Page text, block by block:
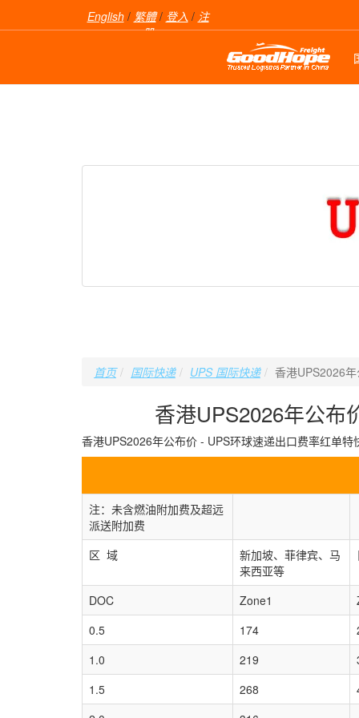
English/ 繁體/ 登入/ 注
册
首页 国际快递 UPS 国际快递 香港UPS2026
香港UPS2026年公布
香港UPS2026年公布价 - UPS环球速递出口费率红单
注：未含燃油附加费及超远
派送附加费
区 域
新加坡、菲律宾、马
来西亚等
DOC Zone1
0.5
174
1.0
219
1.5
268